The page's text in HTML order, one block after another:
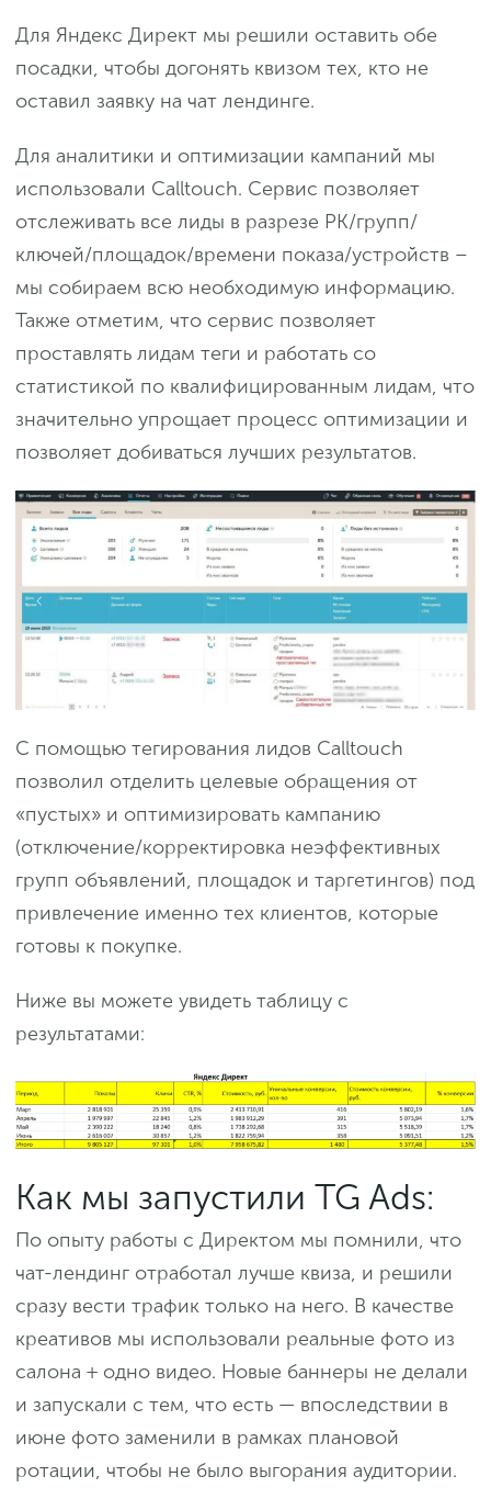
Для Яндекс Директ мы решили оставить обе
посадки, чтобы догонять квизом тех, кто не
оставил заявку на чат лендинге.
Для аналитики и оптимизации кампаний мы
использовали Calltouch. Сервис позволяет
отслеживать все лиды в разрезе РК/групп/
ключей/площадок/времени показа/устройств –
мы собираем всю необходимую информацию.
Также отметим, что сервис позволяет
проставлять лидам теги и работать со
статистикой по квалифицированным лидам, что
значительно упрощает процесс оптимизации и
позволяет добиваться лучших результатов.
С помощью тегирования лидов Calltouch
позволил отделить целевые обращения от
«пустых» и оптимизировать кампанию
(отключение/корректировка неэффективных
групп объявлений, площадок и таргетингов) под
привлечение именно тех клиентов, которые
готовы к покупке.
Ниже вы можете увидеть таблицу с
результатами:
Как мы запустили TG Ads:
По опыту работы с Директом мы помнили, что
чат-лендинг отработал лучше квиза, и решили
сразу вести трафик только на него. В качестве
креативов мы использовали реальные фото из
салона + одно видео. Новые баннеры не делали
и запускали с тем, что есть — впоследствии в
июне фото заменили в рамках плановой
ротации, чтобы не было выгорания аудитории.